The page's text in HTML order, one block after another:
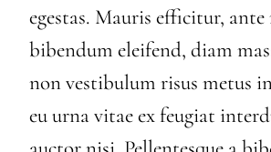
egestas. Mauris efficitur, ante
bibendum eleifend, diam
non vestibulum risus metus
eu urna vitae ex feugiat